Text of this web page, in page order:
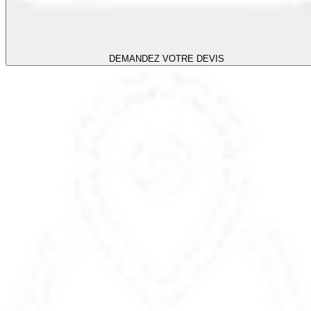
DEMANDEZ VOTRE DEVIS